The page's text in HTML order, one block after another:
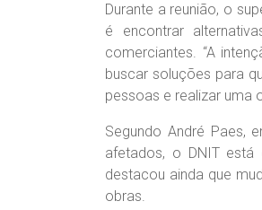
Durante a reunião, o
é encontrar
comerciantes. “A
buscar soluções para
pessoas e realizar uma
Segundo André Paes,
afetados, o DNIT
destacou ainda que
obras.